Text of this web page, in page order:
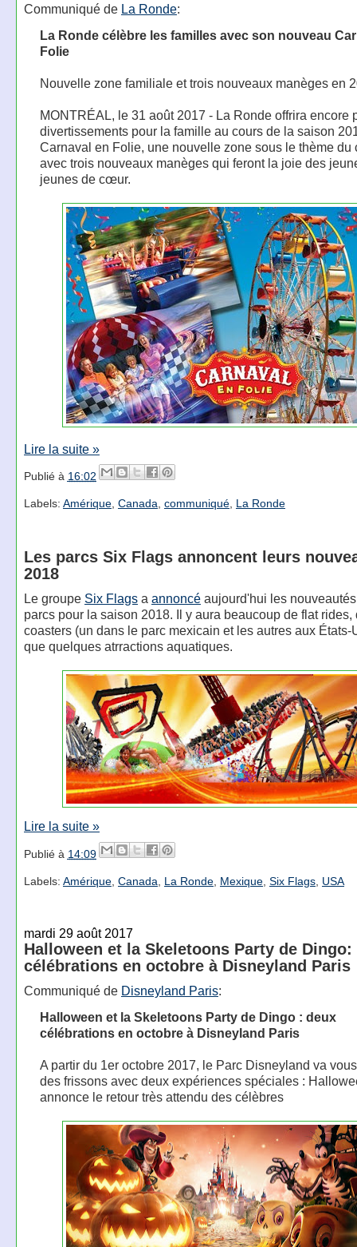
Communiqué de La Ronde:
La Ronde célèbre les familles avec son nouveau
Folie
Nouvelle zone familiale et trois nouveaux manèges en
MONTRÉAL, le 31 août 2017 - La Ronde offrira encore
divertissements pour la famille au cours de la saison
Carnaval en Folie, une nouvelle zone sous le thème du
avec trois nouveaux manèges qui feront la joie des
jeunes de cœur.
Lire la suite »
Publié à 16:02
Labels: Amérique, Canada, communiqué, La Ronde
Les parcs Six Flags annoncent leurs
2018
Le groupe Six Flagsa annoncéaujourd'hui les
parcs pour la saison 2018. Il y aura beaucoup de flat rides,
coasters (un dans le parc mexicain et les autres aux États-
que quelques atrractions aquatiques.
Lire la suite »
Publié à 14:09
Labels: Amérique, Canada La Ronde, Mexique, Six Flags, USA
mardi 29 août 2017
Halloween et la Skeletoons Party de Dingo:
célébrations en octobre à Disneyland Paris
Communiqué de Disneyland Paris:
Halloween et la Skeletoons Party de Dingo : deux
célébrations en octobre à Disneyland Paris
A partir du 1er octobre 2017, le Parc Disneyland va
des frissons avec deux expériences spéciales :
annonce le retour très attendu des célèbres